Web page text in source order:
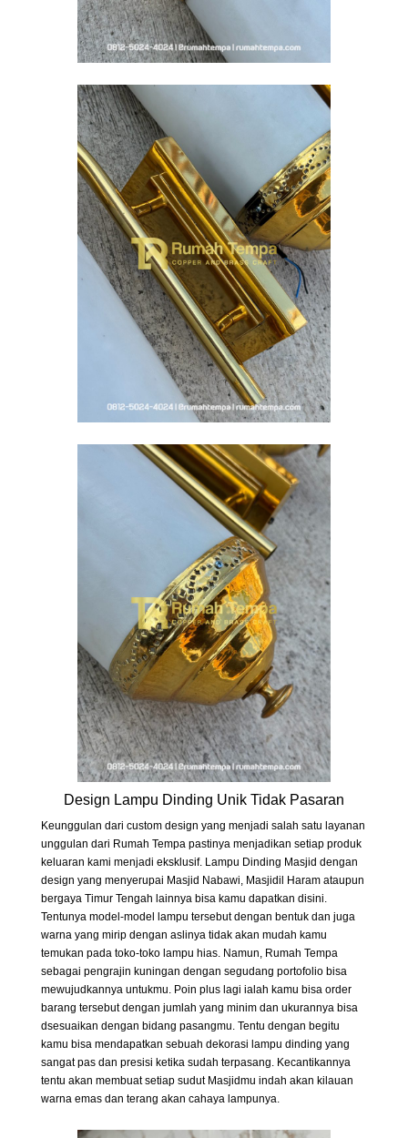
Design Lampu Dinding Unik Tidak Pasaran
Keunggulan dari custom design yang menjadi salah satu layanan
unggulan dari Rumah Tempa pastinya menjadikan setiap produk
keluaran kami menjadi eksklusif. Lampu Dinding Masjid dengan
design yang menyerupai Masjid Nabawi, Masjidil Haram ataupun
bergaya Timur Tengah lainnya bisa kamu dapatkan disini.
Tentunya model-model lampu tersebut dengan bentuk dan juga
warna yang mirip dengan aslinya tidak akan mudah kamu
temukan pada toko-toko lampu hias. Namun, Rumah Tempa
sebagai pengrajin kuningan dengan segudang portofolio bisa
mewujudkannya untukmu. Poin plus lagi ialah kamu bisa order
barang tersebut dengan jumlah yang minim dan ukurannya bisa
dsesuaikan dengan bidang pasangmu. Tentu dengan begitu
kamu bisa mendapatkan sebuah dekorasi lampu dinding yang
sangat pas dan presisi ketika sudah terpasang. Kecantikannya
tentu akan membuat setiap sudut Masjidmu indah akan kilauan
warna emas dan terang akan cahaya lampunya.